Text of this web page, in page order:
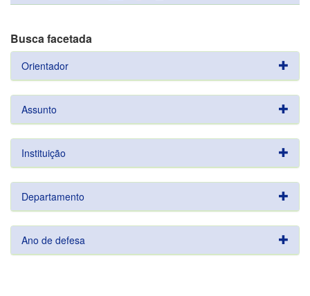
Busca facetada
Orientador
Assunto
Instituição
Departamento
Ano de defesa